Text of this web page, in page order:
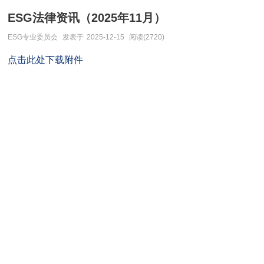
ESG法律资讯（2025年11月）
ESG专业委员会 发表于 2025-12-15 阅读(2720)
点击此处下载附件